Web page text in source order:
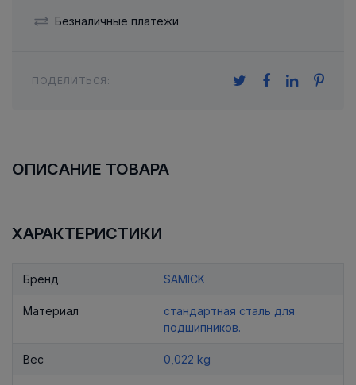
Безналичные платежи
ПОДЕЛИТЬСЯ:
ОПИСАНИЕ ТОВАРА
ХАРАКТЕРИСТИКИ
Бренд SAMICK
Материал
стандартная сталь для
подшипников.
Вес 0,022 kg